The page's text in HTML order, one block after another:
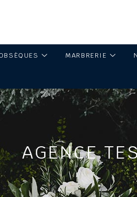
MARBRERIE
AGENCE